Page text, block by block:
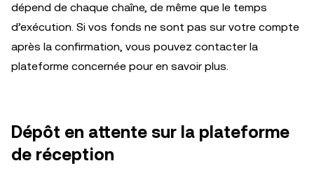
dépend de chaque chaîne, de même que le temps
d’exécution. Si vos fonds ne sont pas sur votre compte
après la confirmation, vous pouvez contacter la
plateforme concernée pour en savoir plus.
Dépôt en attente sur la plateforme
de réception